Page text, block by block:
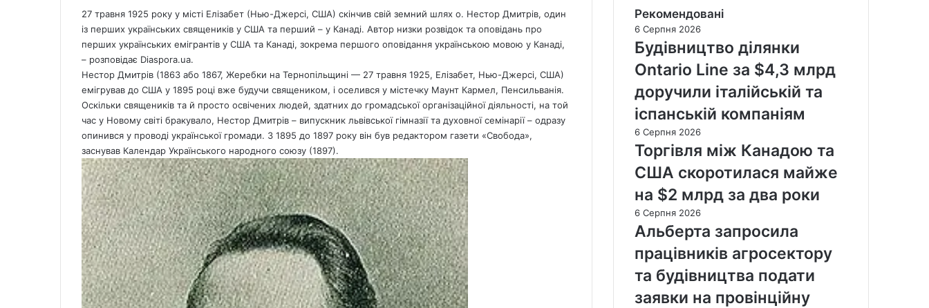
27 травня 1925 року у місті Елізабет (Нью-Джерсі, США) скінчив свій земний шлях о. Нестор Дмитрів, один
із перших українських священиків у США та перший – у Канаді. Автор низки розвідок та оповідань про
перших українських емігрантів у США та Канаді, зокрема першого оповідання українською мовою у Канаді,
– розповідає Diaspora.ua.
Нестор Дмитрів (1863 або 1867, Жеребки на Тернопільщині — 27 травня 1925, Елізабет, Нью-Джерсі, США)
емігрував до США у 1895 році вже будучи священиком, і оселився у містечку Маунт Кармел, Пенсильванія.
Оскільки священиків та й просто освічених людей, здатних до громадської організаційної діяльності, на той
час у Новому світі бракувало, Нестор Дмитрів – випускник львівської гімназії та духовної семінарії – одразу
опинився у проводі української громади. З 1895 до 1897 року він був редактором газети «Свобода»,
заснував Календар Українського народного союзу (1897).
Рекомендовані
6 Серпня 2026
Будівництво ділянки
Ontario Line за $4,3 млрд
доручили італійській та
іспанській компаніям
6 Серпня 2026
Торгівля між Канадою та
США скоротилася майже
на $2 млрд за два роки
6 Серпня 2026
Альберта запросила
працівників агросектору
та будівництва подати
заявки на провінційну